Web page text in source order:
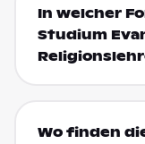
In welcher
Studium
Wo finden